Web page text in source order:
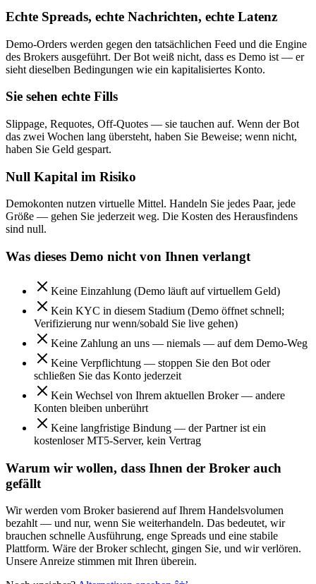
Echte Spreads, echte Nachrichten, echte Latenz
Demo-Orders werden gegen den tatsächlichen Feed und die Engine
des Brokers ausgeführt. Der Bot weiß nicht, dass es Demo ist — er
sieht dieselben Bedingungen wie ein kapitalisiertes Konto.
Sie sehen echte Fills
Slippage, Requotes, Off-Quotes — sie tauchen auf. Wenn der Bot
das zwei Wochen lang übersteht, haben Sie Beweise; wenn nicht,
haben Sie Geld gespart.
Null Kapital im Risiko
Demokonten nutzen virtuelle Mittel. Handeln Sie jedes Paar, jede
Größe — gehen Sie jederzeit weg. Die Kosten des Herausfindens
sind null.
Was dieses Demo nicht von Ihnen verlangt
Keine Einzahlung (Demo läuft auf virtuellem Geld)
Kein KYC in diesem Stadium (Demo öffnet schnell;
Verifizierung nur wenn/sobald Sie live gehen)
Keine Zahlung an uns — niemals — auf dem Demo-Weg
Keine Verpflichtung — stoppen Sie den Bot oder
schließen Sie das Konto jederzeit
Kein Wechsel von Ihrem aktuellen Broker — andere
Konten bleiben unberührt
Keine langfristige Bindung — der Partner ist ein
kostenloser MT5-Server, kein Vertrag
Warum wir wollen, dass Ihnen der Broker auch
gefällt
Wir werden vom Broker basierend auf Ihrem Handelsvolumen
bezahlt — und nur, wenn Sie weiterhandeln. Das bedeutet, wir
brauchen schnelle Ausführung, enge Spreads und eine stabile
Plattform. Wäre der Broker schlecht, gingen Sie, und wir verlören.
Unsere Anreize stimmen mit Ihren überein.